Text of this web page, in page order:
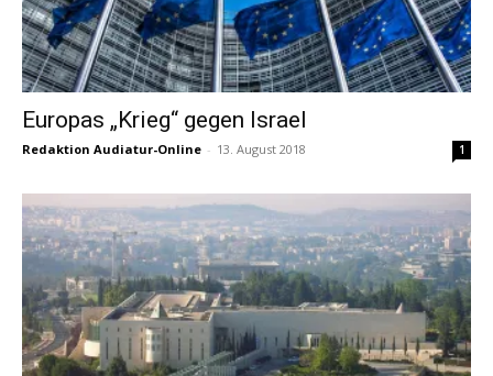
Europas „Krieg“ gegen Israel
Redaktion Audiatur-Online - 13. August 2018 1